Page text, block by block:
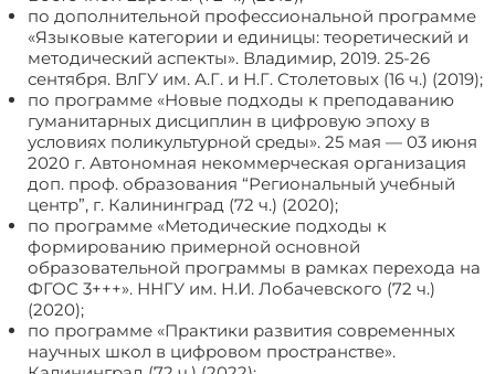
по дополнительной профессиональной программе
«Языковые категории и единицы: теоретический и
методический аспекты». Владимир, 2019. 25-26
сентября. ВлГУ им. А.Г. и Н.Г. Столетовых (16 ч.) (2019);
по программе «Новые подходы к преподаванию
гуманитарных дисциплин в цифровую эпоху в
условиях поликультурной среды». 25 мая — 03 июня
2020 г. Автономная некоммерческая организация
доп. проф. образования “Региональный учебный
центр”, г. Калининград (72 ч.) (2020);
по программе «Методические подходы к
формированию примерной основной
образовательной программы в рамках перехода на
ФГОС 3+++». ННГУ им. Н.И. Лобачевского (72 ч.)
(2020);
по программе «Практики развития современных
научных школ в цифровом пространстве».